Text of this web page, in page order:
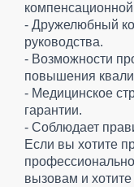
- Дружелюбный
руководства.
- Возможности
повышения
- Медицинское
гарантии.
- Соблюдает
Если вы хотите
вызовам и